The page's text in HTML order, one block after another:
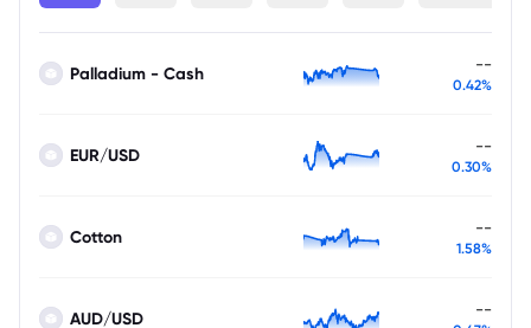
Palladium - Cash --
0.42%
EUR/USD --
0.30%
Cotton --
1.58%
AUD/USD --